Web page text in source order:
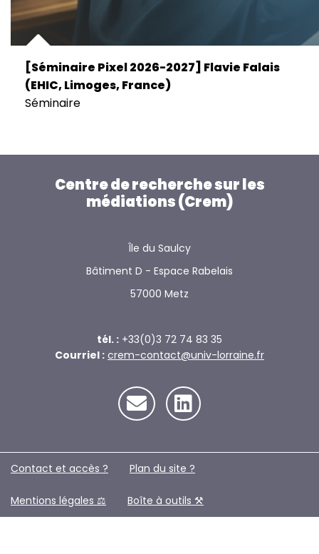
[Séminaire Pixel 2026-2027] Flavie Falais
(EHIC, Limoges, France)
Séminaire
Centre de recherche sur les
médiations (Crem)
Île du Saulcy
Bâtiment D - Espace Rabelais
57000 Metz
tél. : +33(0)3 72 74 83 35
Courriel : crem-contact@univ-lorraine.fr
Contact et accès ? Plan du site ?️
Mentions légales ⚖️ Boîte à outils ⚒️